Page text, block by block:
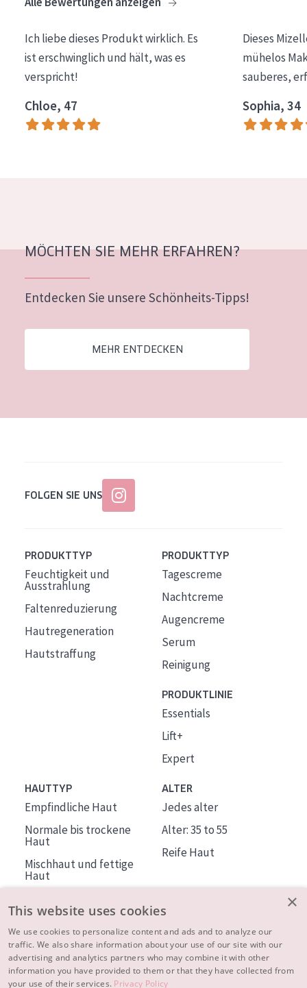
PRODUKTLINIE
Essentials
Lift+
Expert
Mischhaut und fettige Haut
Reife Haut
Der Sonne ausgesetzte Haut
Jedes alter
Reife Haut
Ich liebe dieses Produkt wirklich. Es
ist erschwinglich und hält, was es
verspricht!
Chloe, 47
Dieses
mühelos
sauberes,
Sophia, 34
MÖCHTEN SIE MEHR ERFAHREN?
Entdecken Sie unsere Schönheits-Tipps!
MEHR ENTDECKEN
FOLGEN SIE UNS
PRODUKTTYP
Feuchtigkeit und
Ausstrahlung
Faltenreduzierung
Hautregeneration
Hautstraffung
PRODUKTTYP
Tagescreme
Nachtcreme
Augencreme
Serum
Reinigung
PRODUKTLINIE
Essentials
Lift+
Expert
HAUTTYP
Empfindliche Haut
Normale bis trockene
Haut
Mischhaut und fettige
Haut
Haut
ALTER
Jedes alter
Alter: 35 to 55
Reife Haut
ÜBER DIADERMINE
Mehr über uns
×
This website uses cookies
We use cookies to personalize content and ads and to analyze our
traffic. We also share information about your use of our site with our
advertising and analytics partners who may combine it with other
information you have provided to them or that they have collected from
your use of their services. Privacy Policy